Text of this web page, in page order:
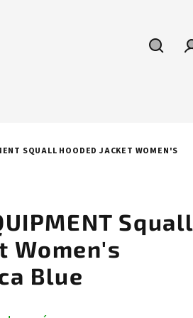
SQUALL HOODED JACKET WOMEN'S
Squall
Women's
Blue